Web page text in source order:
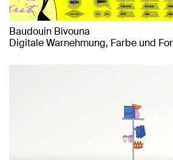
Baudouin Bivouna
Digitale Warnehmung, Farbe und